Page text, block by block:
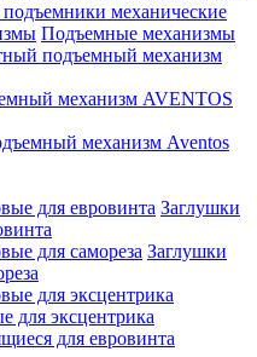
механические
Подъемные механизмы
подъемный механизм
механизм AVENTOS
механизм Aventos
Заглушки
Заглушки
для эксцентрика